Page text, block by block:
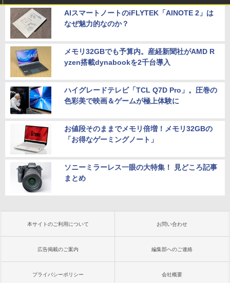
AIスマートノートのiFLYTEK「AINOTE 2」は
なぜ魅力的なのか？
メモリ32GBでも予算内。産経新聞社がAMD R
yzen搭載dynabookを2千台導入
ハイグレードテレビ「TCL Q7D Pro」。圧巻の
色彩美で映画＆ゲームが極上体験に
お値段そのままでメモリ倍増！メモリ32GBの
「お得なゲーミングノート」
ソニーミラーレス一眼の大特集！ 見どころ記事
まとめ
本サイトのご利用について お問い合わせ
広告掲載のご案内 編集部へのご連絡
プライバシーポリシー 会社概要